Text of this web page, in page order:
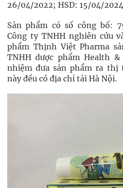
26/04/2022; HSD: 15/04/
Sản phẩm có số công bố:
Công ty TNHH nghiên cứu
phẩm Thịnh Việt Pharma
TNHH dược phẩm Health
nhiệm đưa sản phẩm ra thị
này đều có địa chỉ tải Hà Nội.